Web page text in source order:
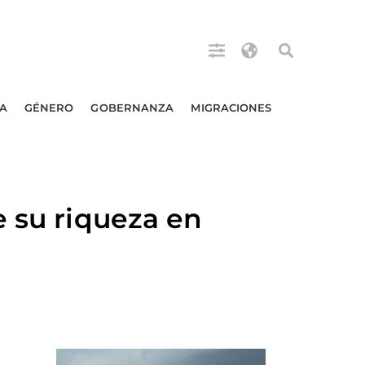
GÉNERO GOBERNANZA MIGRACIONES
su riqueza en